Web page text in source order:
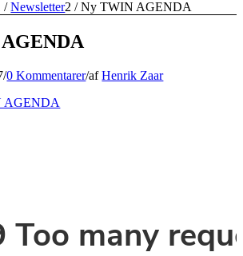
/ Newsletter2 / Ny TWIN AGENDA
/0 Kommentarer/afHenrik Zaar
AGENDA